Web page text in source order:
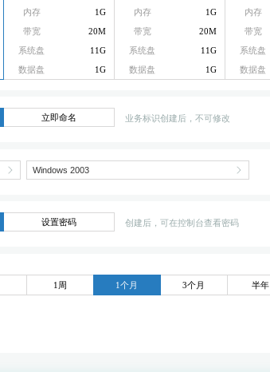
内存
1G
带宽
20M
系统盘
11G
数据盘
1G
内存
1G
带宽
20M
系统盘
11G
数据盘
1G
内存
带宽
系统盘
数据盘
立即命名 业务标识创建后，不可修改
设置密码 创建后，可在控制台查看密码
1周 1个月 3个月 半年